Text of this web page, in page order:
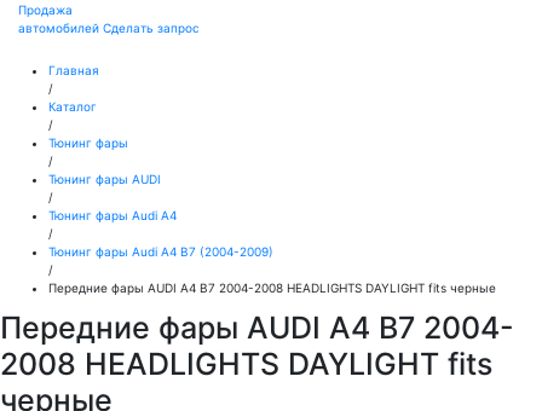
Продажа
автомобилей Сделать запрос
Главная
/
Каталог
/
Тюнинг фары
/
Тюнинг фары AUDI
/
Тюнинг фары Audi A4
/
Тюнинг фары Audi A4 B7 (2004-2009)
/
Передние фары AUDI A4 B7 2004-2008 HEADLIGHTS DAYLIGHT fits черные
Передние фары AUDI A4 B7 2004-
2008 HEADLIGHTS DAYLIGHT fits
черные